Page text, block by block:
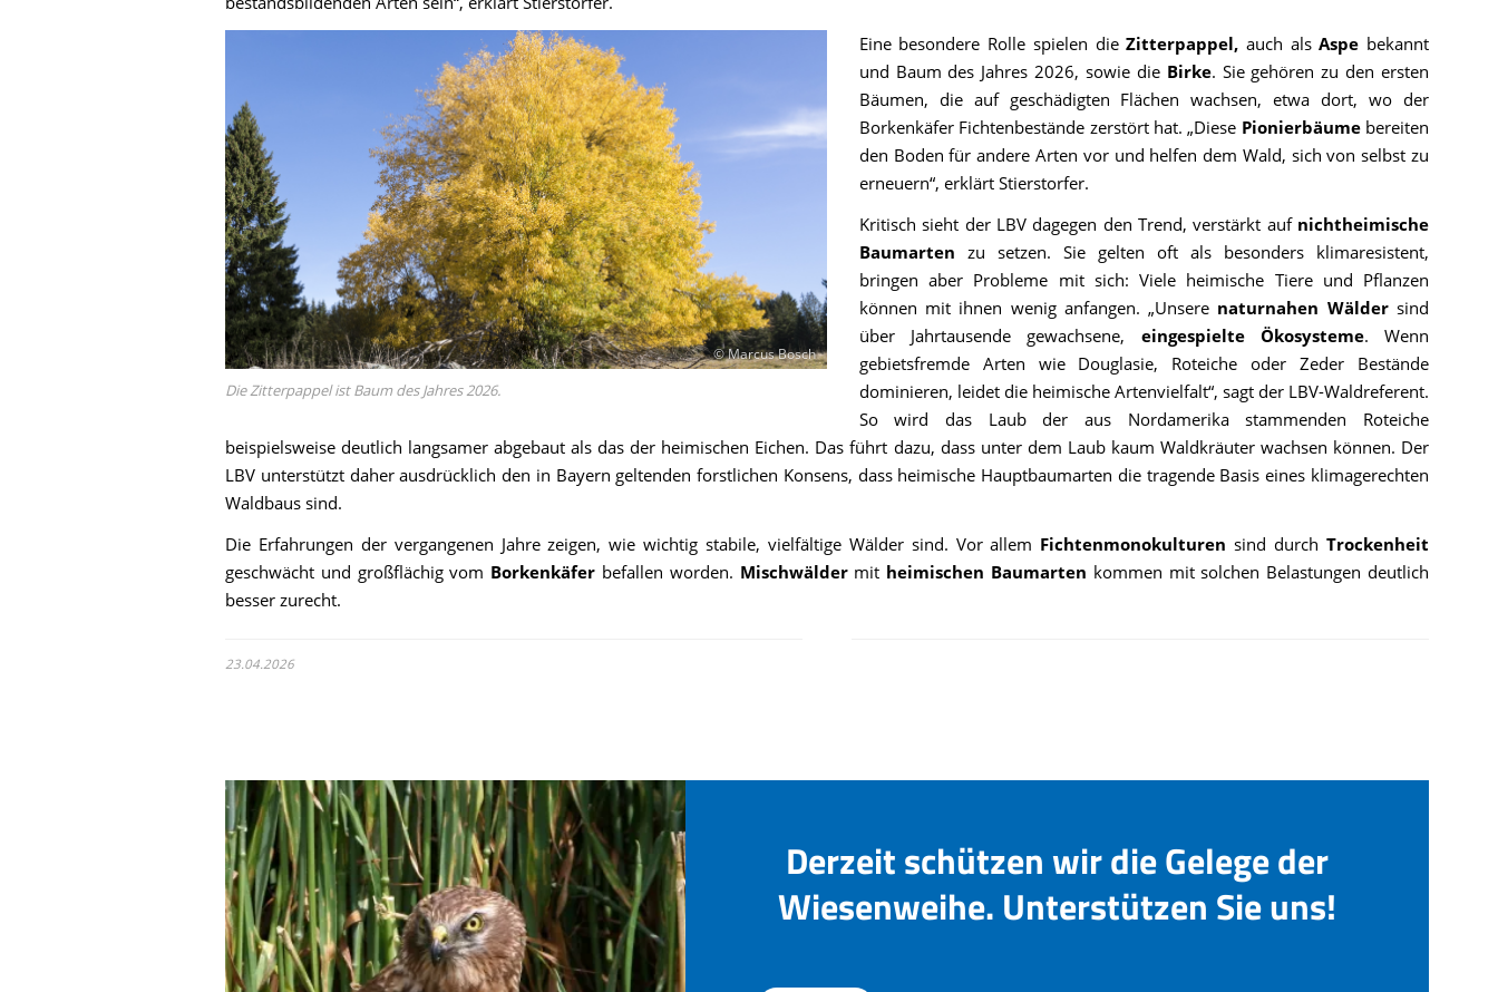
© Marcus Bosch
Die Zitterpappel ist Baum des Jahres 2026.
Eine besondere Rolle spielen dieZitterpappel, auch alsAspe bekannt
und Baum des Jahres 2026, sowie dieBirke. Sie gehören zu den ersten
Bäumen, die auf geschädigten Flächen wachsen, etwa dort, wo der
Borkenkäfer Fichtenbestände zerstört hat. „Diese Pionierbäumebereiten
den Boden für andere Arten vor und helfen dem Wald, sich von selbst zu
erneuern“, erklärt Stierstorfer.
Kritisch sieht der LBV dagegen den Trend, verstärkt auf nichtheimische
Baumarten zu setzen. Sie gelten oft als besonders klimaresistent,
bringen aber Probleme mit sich: Viele heimische Tiere und Pflanzen
können mit ihnen wenig anfangen. „Unsere naturnahen Wäldersind
über Jahrtausende gewachsene, eingespielte Ökosysteme. Wenn
gebietsfremde Arten wie Douglasie, Roteiche oder Zeder Bestände
dominieren, leidet die heimische Artenvielfalt“, sagt der LBV-Waldreferent.
So wird das Laub der aus Nordamerika stammenden Roteiche
beispielsweise deutlich langsamer abgebaut als das der heimischen Eichen. Das führt dazu, dass unter dem Laub kaum Waldkräuter wachsen können. Der
LBV unterstützt daher ausdrücklich den in Bayern geltenden forstlichen Konsens, dass heimische Hauptbaumarten die tragende Basis eines klimagerechten
Waldbaus sind.
Die Erfahrungen der vergangenen Jahre zeigen, wie wichtig stabile, vielfältige Wälder sind. Vor allem Fichtenmonokulturensind durchTrockenheit
geschwächt und großflächig vom Borkenkäfer befallen worden. Mischwäldermit heimischen Baumarten kommen mit solchen Belastungen deutlich
besser zurecht.
23.04.2026
Derzeit schützen wir die Gelege der
Wiesenweihe. Unterstützen Sie uns!